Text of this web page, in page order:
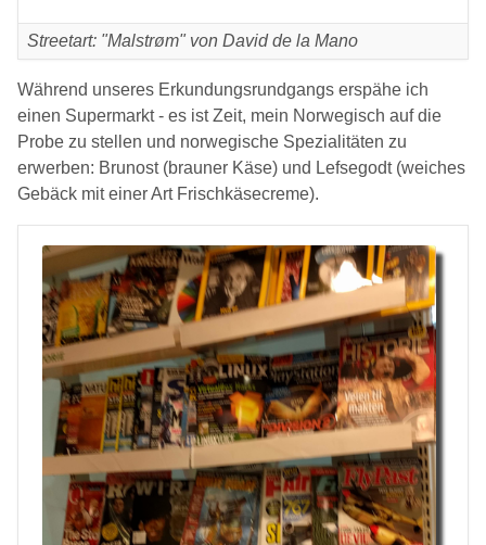
Streetart: "Malstrøm" von David de la Mano
Während unseres Erkundungsrundgangs erspähe ich
einen Supermarkt - es ist Zeit, mein Norwegisch auf die
Probe zu stellen und norwegische Spezialitäten zu
erwerben: Brunost (brauner Käse) und Lefsegodt (weiches
Gebäck mit einer Art Frischkäsecreme).